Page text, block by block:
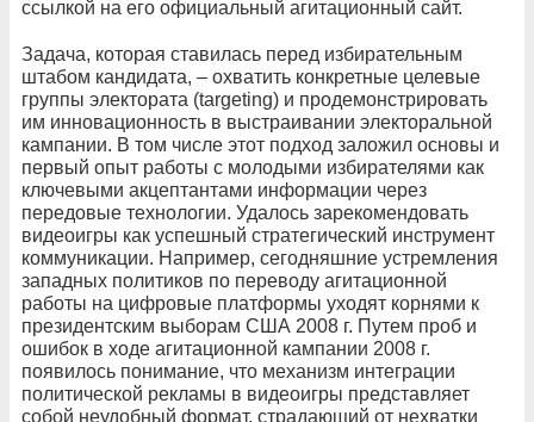
ссылкой на его официальный агитационный сайт.
Задача, которая ставилась перед избирательным
штабом кандидата, – охватить конкретные целевые
группы электората (targeting) и продемонстрировать
им инновационность в выстраивании электоральной
кампании. В том числе этот подход заложил основы и
первый опыт работы с молодыми избирателями как
ключевыми акцептантами информации через
передовые технологии. Удалось зарекомендовать
видеоигры как успешный стратегический инструмент
коммуникации. Например, сегодняшние устремления
западных политиков по переводу агитационной
работы на цифровые платформы уходят корнями к
президентским выборам США 2008 г. Путем проб и
ошибок в ходе агитационной кампании 2008 г.
появилось понимание, что механизм интеграции
политической рекламы в видеоигры представляет
собой неудобный формат, страдающий от нехватки